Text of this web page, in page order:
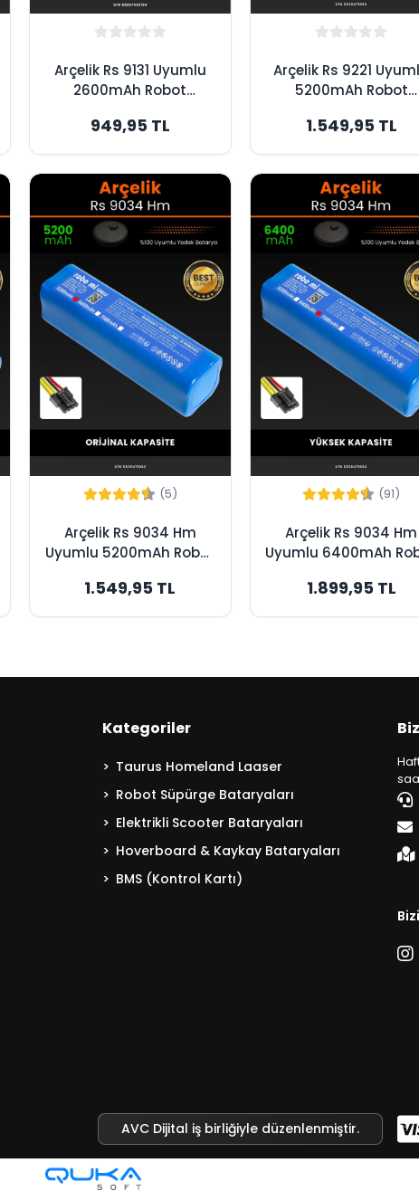
Arçelik Rs 9131 Uyumlu
2600mAh Robot
Orijinal Kapasite
949,95 TL
Arçelik Rs 9221
5200mAh Robot
Orijinal Kapasite
1.549,95 TL
(5)
Arçelik Rs 9034 Hm
Uyumlu 5200mAh Robot
Orijinal Kapasite
1.549,95 TL
(91)
Arçelik Rs 9034 Hm
Uyumlu 6400mAh
Yüksek Kapasite
1.899,95 TL
Kategoriler
Taurus Homeland Laaser
Robot Süpürge Bataryaları
Elektrikli Scooter Bataryaları
Hoverboard & Kaykay Bataryaları
BMS (Kontrol Kartı)
AVC Dijital iş birliğiyle düzenlenmiştir.